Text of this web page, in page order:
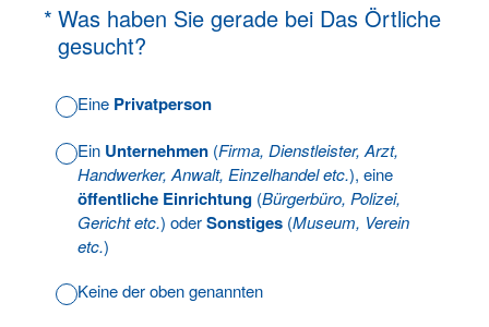
* Was haben Sie gerade bei Das Örtliche
gesucht?
(Erforderlich.)
Eine Privatperson
Ein Unternehmen (Firma, Dienstleister, Arzt,
Handwerker, Anwalt, Einzelhandel etc.), eine
öffentliche Einrichtung (Bürgerbüro, Polizei,
Gericht etc.) oderSonstiges (Museum, Verein
etc.)
Keine der oben genannten